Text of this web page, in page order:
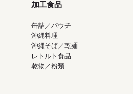
加工食品
缶詰／パウチ
沖縄料理
沖縄そば／乾麺
レトルト食品
乾物／粉類